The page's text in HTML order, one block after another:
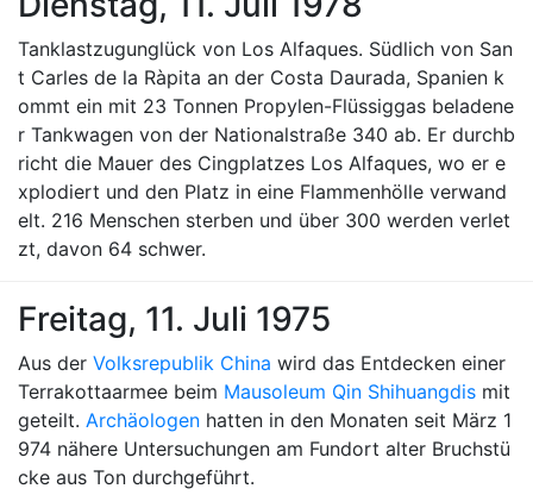
Tanklastzugunglück von Los Alfaques. Südlich von San
t Carles de la Ràpita an der Costa Daurada, Spanien k
ommt ein mit 23 Tonnen Propylen-Flüssiggas beladene
r Tankwagen von der Nationalstraße 340 ab. Er durchb
richt die Mauer des Cingplatzes Los Alfaques, wo er e
xplodiert und den Platz in eine Flammenhölle verwand
elt. 216 Menschen sterben und über 300 werden verlet
zt, davon 64 schwer.
Freitag, 11. Juli 1975
Aus der Volksrepublik China wird das Entdecken einer
Terrakottaarmee beim Mausoleum Qin Shihuangdis mit
geteilt. Archäologen hatten in den Monaten seit März 1
974 nähere Untersuchungen am Fundort alter Bruchstü
cke aus Ton durchgeführt.